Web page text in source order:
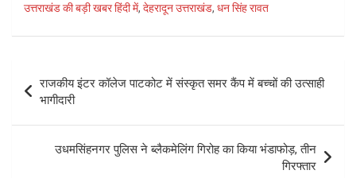
उत्तराखंड की बड़ी खबर हिंदी में, देहरादून उत्तराखंड, धन सिंह रावत
navigation
राजकीय इंटर कॉलेज पाटकोट में संस्कृत समर कैंप में बच्चों की उत्साही
भागीदारी
उधमसिंहनगर पुलिस ने ब्लैकमेलिंग गिरोह का किया भंडाफोड़, तीन
गिरफ्तार